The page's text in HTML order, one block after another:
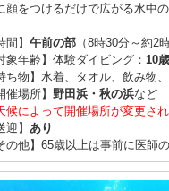
顔をつけるだけで広がる水中
間】 午前の部 （8時30分～約2
象年齢】体験ダイビング： 10
ち物】水着、タオル、飲み物
催場所】 野田浜・秋の浜など
候によって開催場所が変更さ
迎】 あり
の他】65歳以上は事前に医師